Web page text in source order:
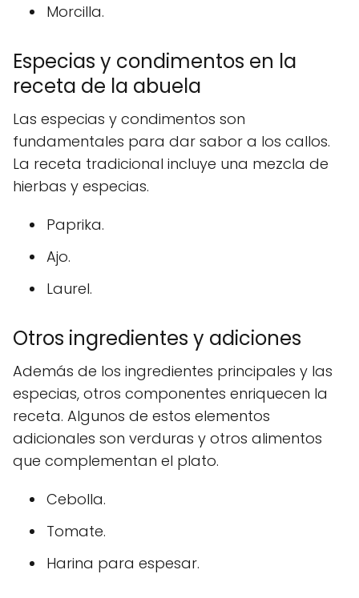
Morcilla.
Especias y condimentos en la
receta de la abuela
Las especias y condimentos son
fundamentales para dar sabor a los callos.
La receta tradicional incluye una mezcla de
hierbas y especias.
Paprika.
Ajo.
Laurel.
Otros ingredientes y adiciones
Además de los ingredientes principales y las
especias, otros componentes enriquecen la
receta. Algunos de estos elementos
adicionales son verduras y otros alimentos
que complementan el plato.
Cebolla.
Tomate.
Harina para espesar.